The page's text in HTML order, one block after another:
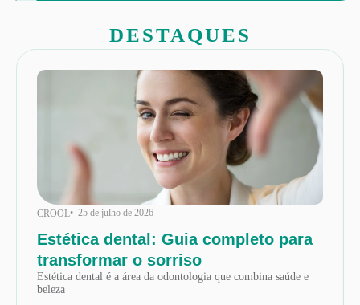
DESTAQUES
CROOL• 25 de julho de 2026
Estética dental: Guia completo para
transformar o sorriso
Estética dental é a área da odontologia que combina saúde e
beleza